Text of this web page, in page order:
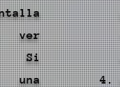
ver
Si
una